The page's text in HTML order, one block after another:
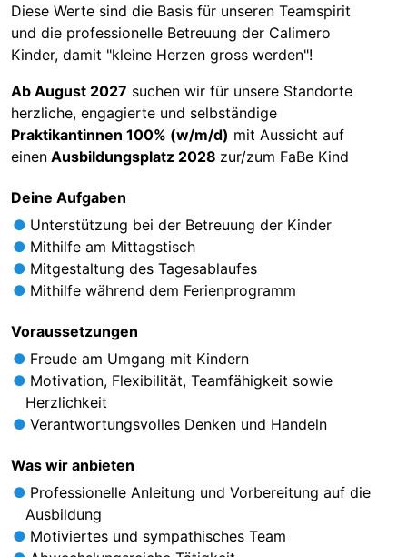
Diese Werte sind die Basis für unseren Teamspirit
und die professionelle Betreuung der Calimero
Kinder, damit "kleine Herzen gross werden"!
Ab August 2027 suchen wir für unsere Standorte
herzliche, engagierte und selbständige
Praktikantinnen 100% (w/m/d) mit Aussicht auf
einen Ausbildungsplatz 2028 zur/zum FaBe Kind
Deine Aufgaben
Unterstützung bei der Betreuung der Kinder
Mithilfe am Mittagstisch
Mitgestaltung des Tagesablaufes
Mithilfe während dem Ferienprogramm
Voraussetzungen
Freude am Umgang mit Kindern
Motivation, Flexibilität, Teamfähigkeit sowie
Herzlichkeit
Verantwortungsvolles Denken und Handeln
Was wir anbieten
Professionelle Anleitung und Vorbereitung auf die
Ausbildung
Motiviertes und sympathisches Team